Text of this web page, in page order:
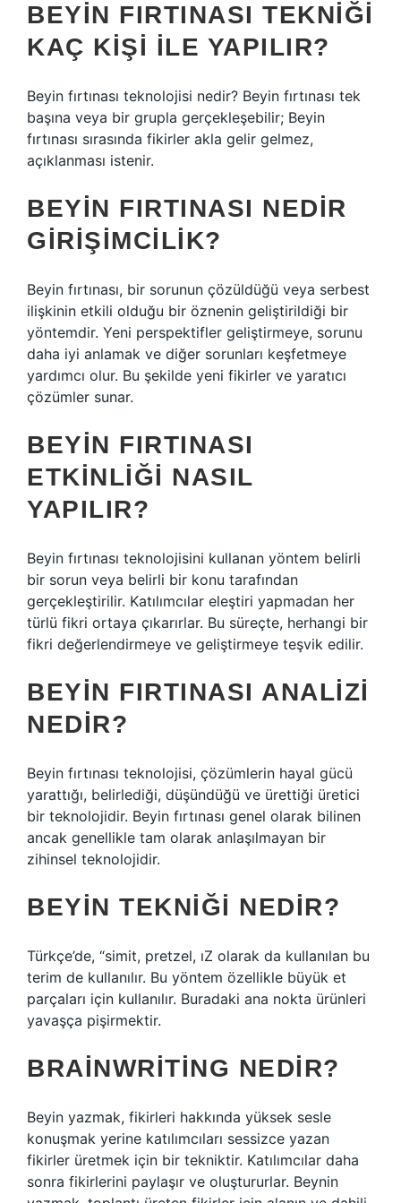
BEYIN FIRTINASI TEKNIĞI
KAÇ KIŞI ILE YAPILIR?
Beyin fırtınası teknolojisi nedir? Beyin fırtınası tek
başına veya bir grupla gerçekleşebilir; Beyin
fırtınası sırasında fikirler akla gelir gelmez,
açıklanması istenir.
BEYIN FIRTINASI NEDIR
GIRIŞIMCILIK?
Beyin fırtınası, bir sorunun çözüldüğü veya serbest
ilişkinin etkili olduğu bir öznenin geliştirildiği bir
yöntemdir. Yeni perspektifler geliştirmeye, sorunu
daha iyi anlamak ve diğer sorunları keşfetmeye
yardımcı olur. Bu şekilde yeni fikirler ve yaratıcı
çözümler sunar.
BEYIN FIRTINASI
ETKINLIĞI NASIL
YAPILIR?
Beyin fırtınası teknolojisini kullanan yöntem belirli
bir sorun veya belirli bir konu tarafından
gerçekleştirilir. Katılımcılar eleştiri yapmadan her
türlü fikri ortaya çıkarırlar. Bu süreçte, herhangi bir
fikri değerlendirmeye ve geliştirmeye teşvik edilir.
BEYIN FIRTINASI ANALIZI
NEDIR?
Beyin fırtınası teknolojisi, çözümlerin hayal gücü
yarattığı, belirlediği, düşündüğü ve ürettiği üretici
bir teknolojidir. Beyin fırtınası genel olarak bilinen
ancak genellikle tam olarak anlaşılmayan bir
zihinsel teknolojidir.
BEYIN TEKNIĞI NEDIR?
Türkçe’de, “simit, pretzel, ıZ olarak da kullanılan bu
terim de kullanılır. Bu yöntem özellikle büyük et
parçaları için kullanılır. Buradaki ana nokta ürünleri
yavaşça pişirmektir.
BRAINWRITING NEDIR?
Beyin yazmak, fikirleri hakkında yüksek sesle
konuşmak yerine katılımcıları sessizce yazan
fikirler üretmek için bir tekniktir. Katılımcılar daha
sonra fikirlerini paylaşır ve oluştururlar. Beynin